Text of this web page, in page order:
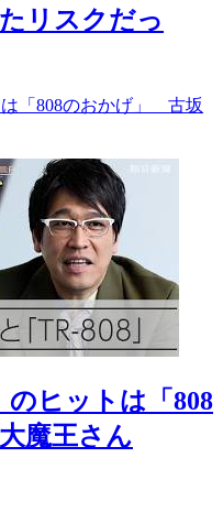
リスクだっ
は「808のおかげ」 古坂
のヒットは「808
魔王さん